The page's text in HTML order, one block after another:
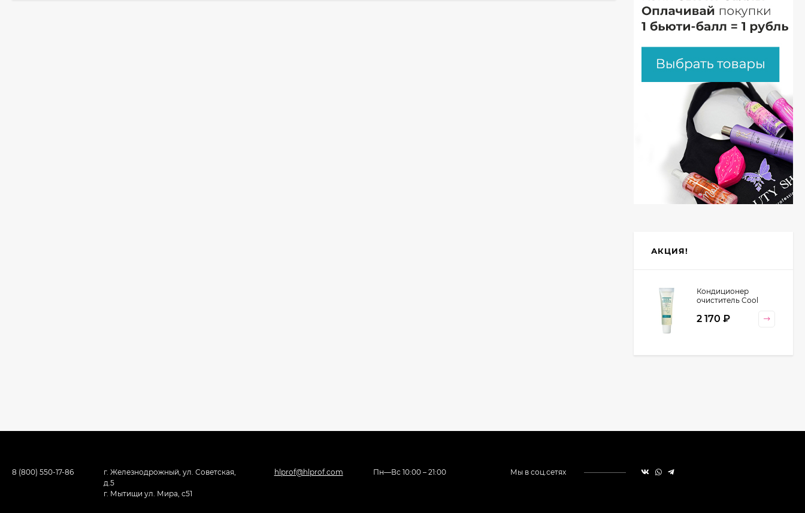
АКЦИЯ!
Кондиционер
очиститель Cool
Cosmetics, 130 гр
2 170 ₽
8 (800) 550-17-86
г. Железнодрожный, ул. Советская,
д.5
г. Мытищи ул. Мира, с51
hlprof@hlprof.com Пн—Вс 10:00 – 21:00 Мы в соц.сетях